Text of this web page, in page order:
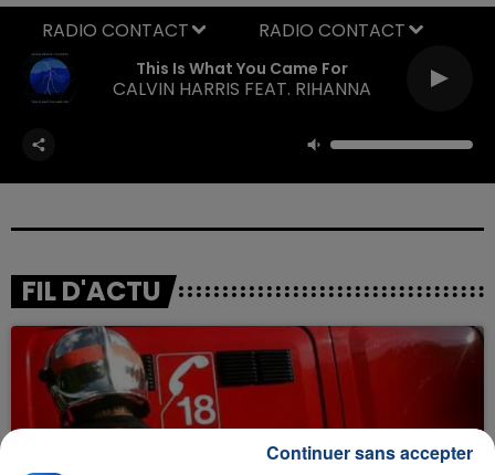
This Is What You Came For
CALVIN HARRIS FEAT. RIHANNA
RADIO CONTACT
FIL D'ACTU
Continuer sans accepter